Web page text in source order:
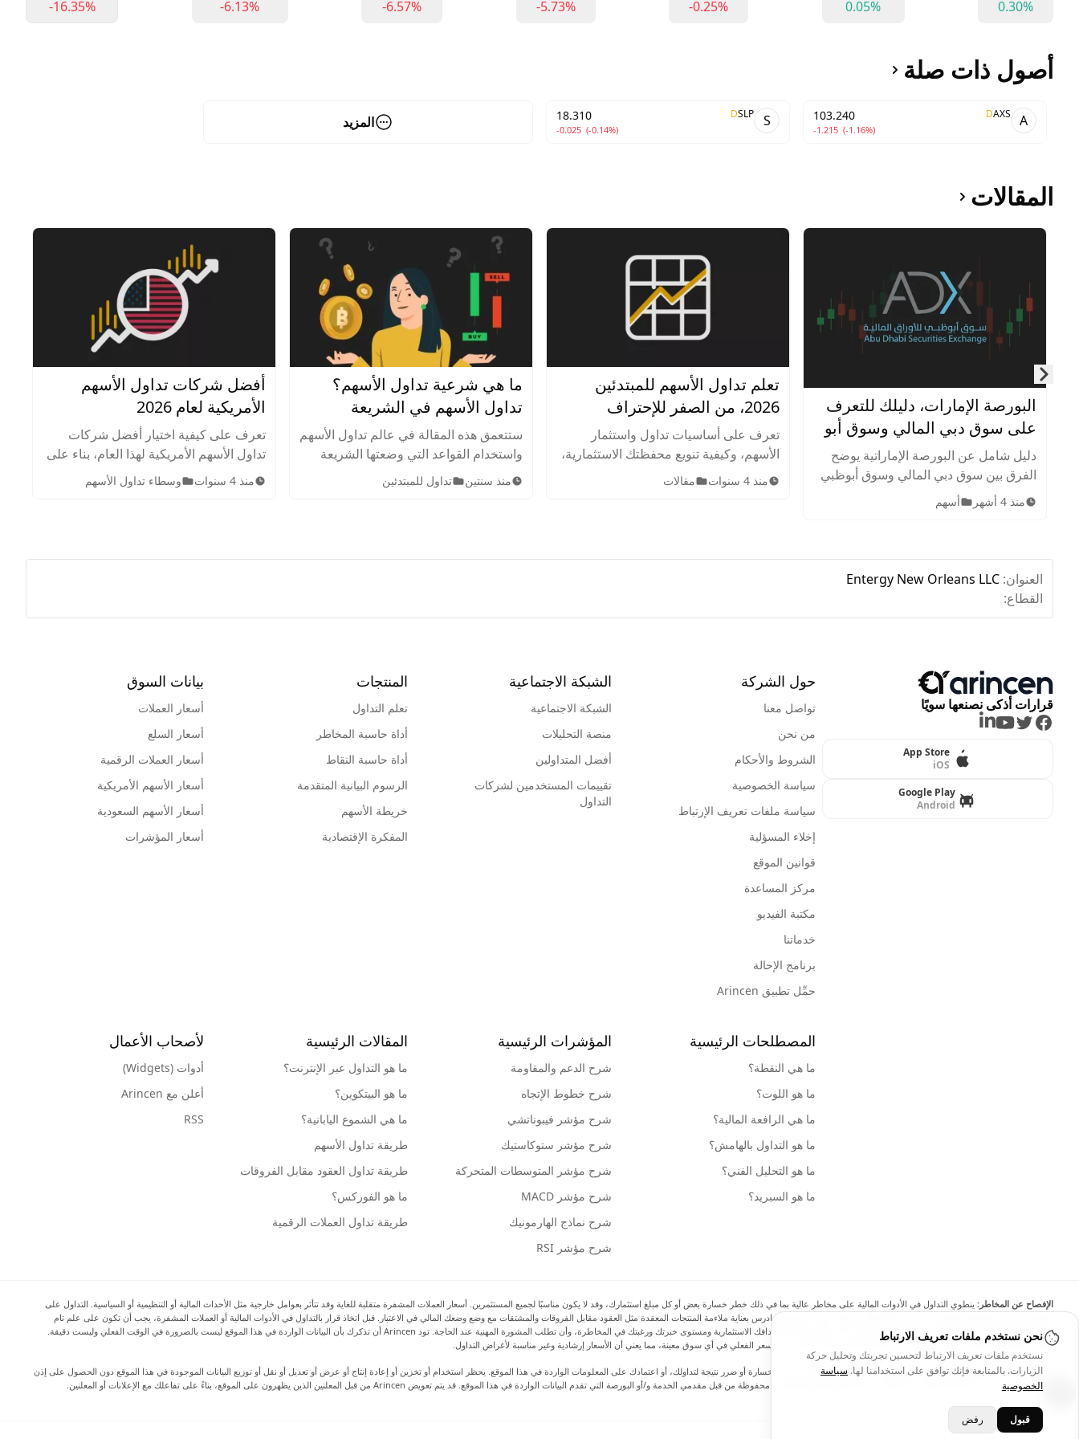
0.30%
0.05%
-0.25%
-5.73%
-6.57%
-6.13%
-16.35%
أصول ذات صلة
A
AXS
D
103.240
-1.215 (-1.16%)
S
SLP
D
18.310
-0.025 (-0.14%) المزيد
المقالات
البورصة الإمارات، دليلك للتعرف
على سوق دبي المالي وسوق أبو
ظبي للأوراق المالية
دليل شامل عن البورصة الإماراتية يوضح
الفرق بين سوق دبي المالي وسوق أبوظبي
للأوراق المالية، أهم الشركات المدرجة،
الأصول المتاحة، ساعات التداول، وخطوات
منذ 4 أشهر أسهم
تعلم تداول الأسهم للمبتدئين
2026، من الصفر للإحتراف
تعرف على أساسيات تداول واستثمار
الأسهم، وكيفية تنويع محفظتك الاستثمارية،
وإدارة المخاطر بذكاء. اكتشف أهم
الاستراتيجيات والنصائح لتحقيق النجاح في
منذ 4 سنوات مقالات
ما هي شرعية تداول الأسهم؟
تداول الأسهم في الشريعة
الإسلامية
ستتعمق هذه المقالة في عالم تداول الأسهم
واستخدام القواعد التي وضعتها الشريعة
الإسلامية لتحديد الأعمال والأنشطة في
الاستثمار الحلال أو المشروعة والمسموح
منذ سنتين تداول للمبتدئين
أفضل شركات تداول الأسهم
الأمريكية لعام 2026
تعرف على كيفية اختيار أفضل شركات
تداول الأسهم الأمريكية لهذا العام، بناء على
بحث شامل ودراسة لموقع أرينسن.
منذ 4 سنوات وسطاء تداول الأسهم
Skip to next slide page
العنوان: Entergy New Orleans LLC
القطاع:
قرارات أذكى نصنعها سويًا
Facebook
Twitter
Youtube
LinkedIn
App Store
iOS
Google Play
Android
حول الشركة
تواصل معنا
من نحن
الشروط والأحكام
سياسة الخصوصية
سياسة ملفات تعريف الإرتباط
إخلاء المسؤلية
قوانين الموقع
مركز المساعدة
مكتبة الفيديو
خدماتنا
برنامج الإحالة
حمِّل تطبيق Arincen
الشبكة الاجتماعية
الشبكة الاجتماعية
منصة التحليلات
أفضل المتداولين
تقييمات المستخدمين لشركات
التداول
المنتجات
تعلم التداول
أداة حاسبة المخاطر
أداة حاسبة النقاط
الرسوم البيانية المتقدمة
خريطة الأسهم
المفكرة الإقتصادية
بيانات السوق
أسعار العملات
أسعار السلع
أسعار العملات الرقمية
أسعار الأسهم الأمريكية
أسعار الأسهم السعودية
أسعار المؤشرات
المصطلحات الرئيسية
ما هي النقطة؟
ما هو اللوت؟
ما هي الرافعة المالية؟
ما هو التداول بالهامش؟
ما هو التحليل الفني؟
ما هو السبريد؟
المؤشرات الرئيسية
شرح الدعم والمقاومة
شرح خطوط الإتجاه
شرح مؤشر فيبوناتشي
شرح مؤشر ستوكاستيك
شرح مؤشر المتوسطات المتحركة
شرح مؤشر MACD
شرح نماذج الهارمونيك
شرح مؤشر RSI
المقالات الرئيسية
ما هو التداول عبر الإنترنت؟
ما هو البيتكوين؟
ما هي الشموع اليابانية؟
طريقة تداول الأسهم
طريقة تداول العقود مقابل الفروقات
ما هو الفوركس؟
طريقة تداول العملات الرقمية
لأصحاب الأعمال
أدوات (Widgets)
أعلن مع Arincen
RSS
الإفصاح عن المخاطر: ينطوي التداول في الأدوات المالية على مخاطر عالية بما في ذلك خطر خسارة بعض أو كل مبلغ استثمارك، وقد لا يكون مناسبًا لجميع المستثمرين. أسعار العملات المشفرة متقلبة للغاية وقد تتأثر بعوامل خارجية مثل الأحداث المالية أو التنظيمية أو السياسية. التداول على
الهامش يزيد من المخاطر المالية. لا تستثمر أبدًا أموالًا لا يمكنك تحمل خسارتها، وادرس بعناية ملاءمة المنتجات المعقدة مثل العقود مقابل الفروقات والمشتقات مع وضع وضعك المالي في الاعتبار. قبل اتخاذ قرار بالتداول في الأدوات المالية أو العملات المشفرة، يجب أن تكون على علم تام
بالمخاطر والتكاليف المرتبطة بالتداول في الأسواق المالية، وأن تفكر بعناية في أهدافك الاستثمارية ومستوى خبرتك ورغبتك في المخاطرة، وأن تطلب المشورة المهنية عند الحاجة. تود Arincen أن تذكرك بأن البيانات الواردة في هذا الموقع ليست بالضرورة في الوقت الفعلي وليست دقيقة.
البيانات والأسعار الموجودة على الموقع ليست دقيقة بالضرورة وقد تختلف عن السعر الفعلي في أي سوق معينة، مما يعني أن الأسعار إرشادية وغير مناسبة لأغراض التداول.
لن يتحمل Arincen وأي مزود للبيانات الواردة في هذا الموقع المسؤولية عن أي خسارة أو ضرر نتيجة لتداولك، أو اعتمادك على المعلومات الواردة في هذا الموقع. يحظر استخدام أو تخزين أو إعادة إنتاج أو عرض أو تعديل أو نقل أو توزيع البيانات الموجودة في هذا الموقع دون الحصول على إذن
كتابي صريح مسبق من Arincen و/أو مزود البيانات. جميع حقوق الملكية الفكرية محفوظة من قبل مقدمي الخدمة و/أو البورصة التي تقدم البيانات الواردة في هذا الموقع. قد يتم تعويض Arincen من قبل المعلنين الذين يظهرون على الموقع، بناءً على تفاعلك مع الإعلانات أو المعلنين.
نحن نستخدم ملفات تعريف الارتباط
نستخدم ملفات تعريف الارتباط لتحسين تجربتك وتحليل حركة
الزيارات. بالمتابعة فإنك توافق على استخدامنا لها. سياسة
الخصوصية
قبول رفض